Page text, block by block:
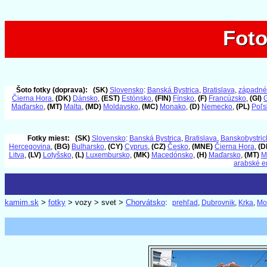
Šoto fotky (doprava): (SK) Slovensko: Banská Bystrica, Bratislava,
Čierna Hora, (DK) Dánsko, (EST) Estónsko, (FIN) Fínsko, (F) Francúzsko, (GI)
Maďarsko, (MT) Malta, (MD) Moldavsko, (MC) Monako, (D) Nemecko, (PL)
Fotky miest: (SK) Slovensko: Banská Bystrica, Bratislava,
Hercegovina, (BG) Bulharsko, (CY) Cyprus, (CZ) Česko, (MNE) Čierna Hora,
Litva, (LV) Lotyšsko, (L) Luxembursko, (MK) Macedónsko, (H) Maďarsko, (MT)
arabské
kamim.sk > fotky > vozy > svet > Chorvátsko: prehľad , Dubrovnik, Krka,